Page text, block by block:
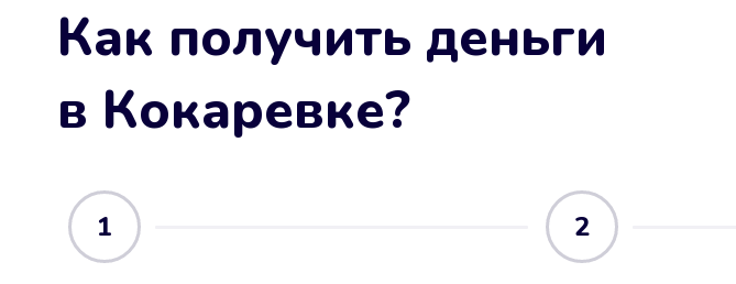
Как получить деньги
в Кокаревке?
1 2